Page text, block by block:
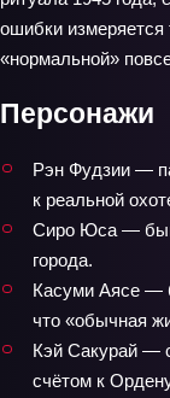
ошибки измеряется
«нормальной»
Персонажи
Рэн Фудзии —
к реальной
Сиро Юса —
города.
Касуми Аясе —
что «обычная
Кэй Сакурай —
счётом к